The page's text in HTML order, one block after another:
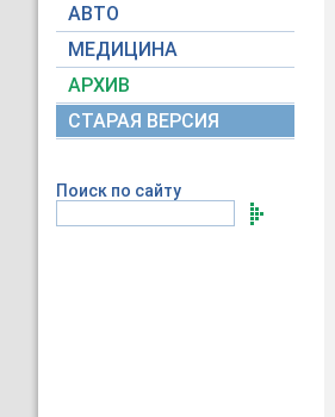
АВТО
МЕДИЦИНА
АРХИВ
СТАРАЯ ВЕРСИЯ
Поиск по сайту